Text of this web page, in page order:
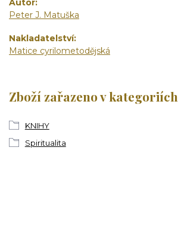
Autor
Peter J. Matuška
Nakladatelství
Matice cyrilometodějská
Zboží zařazeno v kategoriích
KNIHY
Spiritualita